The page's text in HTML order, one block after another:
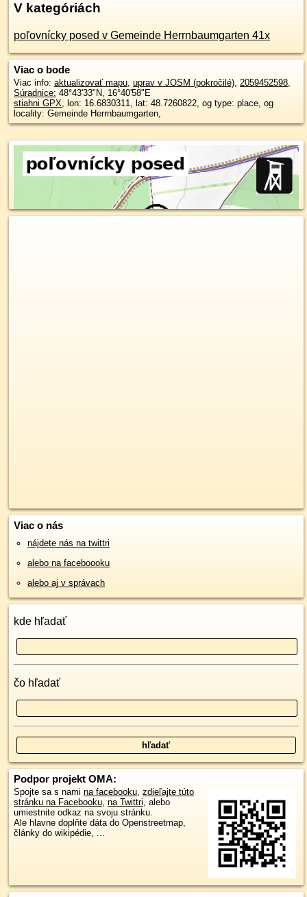
V kategóriách
poľovnícky posed v Gemeinde Herrnbaumgarten 41x
Viac o bode
Viac info: aktualizovať mapu, uprav v JOSM (pokročilé), 2059452598,
Súradnice: 48°43'33"N, 16°40'58"E
stiahni GPX, lon: 16.6830311, lat: 48.7260822, og type: place, og
locality: Gemeinde Herrnbaumgarten,
Viac o nás
nájdete nás na twittri
alebo na faceboooku
alebo aj v správach
kde hľadať
čo hľadať
Podpor projekt OMA:
Spojte sa s nami na facebooku, zdieľajte túto
stránku na Facebooku, na Twittri, alebo
umiestnite odkaz na svoju stránku.
Ale hlavne doplňte dáta do Openstreetmap,
články do wikipédie, ...